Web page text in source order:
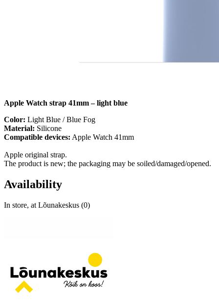
Apple Watch strap 41mm – light blue
Color: Light Blue / Blue Fog
Material: Silicone
Compatible devices: Apple Watch 41mm
Apple original strap.
The product is new; the packaging may be soiled/damaged/opened.
Availability
In store, at Lõunakeskus (0)